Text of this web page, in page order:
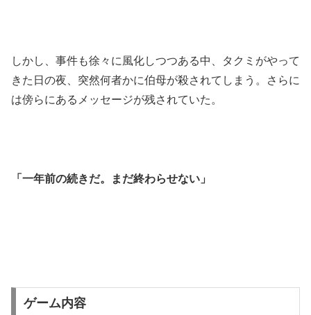
しかし、事件も徐々に風化しつつある中、タクミがやって
きた日の夜、突然何者かに伯母が殺されてしまう。さらに
は傍らにあるメッセージが残されていた。
「一年前の続きだ。まだ終わらせない」
ゲーム内容